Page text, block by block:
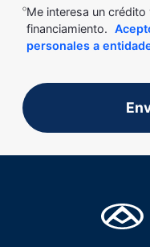
Me interesa un
financiamiento.
personales a